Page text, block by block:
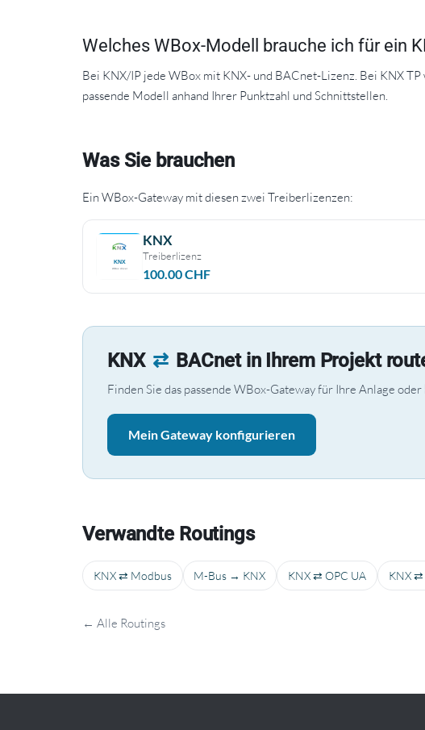
Welches WBox-Modell brauche ich für ein
Bei KNX/IP jede WBox mit KNX- und BACnet-Lizenz. Bei KNX
passende Modell anhand Ihrer Punktzahl und Schnittstellen.
Was Sie brauchen
Ein WBox-Gateway mit diesen zwei Treiberlizenzen:
KNX
Treiberlizenz
100.00CHF
KNX ⇄ BACnet in Ihrem Projekt
Finden Sie das passende WBox-Gateway für Ihre Anlage
Mein Gateway konfigurieren
Verwandte Routings
KNX ⇄ Modbus M-Bus → KNX KNX ⇄ OPC UA KNX ⇄
← Alle Routings